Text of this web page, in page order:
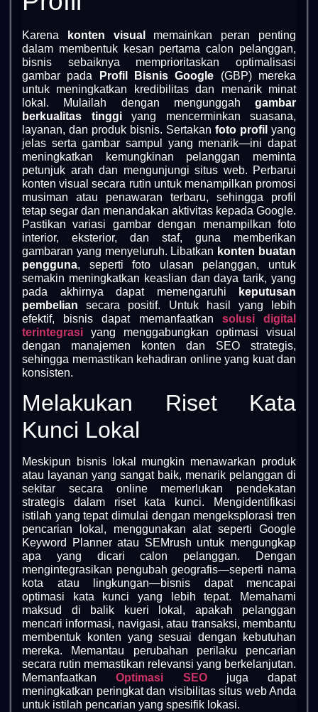
Karena konten visual
memainkan peran penting
dalam membentuk kesan pertama calon pelanggan,
bisnis sebaiknya memprioritaskan optimalisasi
gambar pada
Profil Bisnis Google (GBP) mereka
untuk meningkatkan kredibilitas dan menarik minat
lokal. Mulailah dengan mengunggah gambar
berkualitas tinggiyang mencerminkan suasana,
layanan, dan produk bisnis. Sertakan foto profil yang
jelas serta gambar sampul yang menarik—ini dapat
meningkatkan kemungkinan pelanggan meminta
petunjuk arah dan mengunjungi situs web. Perbarui
konten visual secara rutin untuk menampilkan promosi
musiman atau penawaran terbaru, sehingga profil
tetap segar dan menandakan aktivitas kepada Google.
Pastikan variasi gambar dengan menampilkan foto
interior, eksterior, dan staf, guna memberikan
gambaran yang menyeluruh. Libatkan konten buatan
pengguna, seperti foto ulasan pelanggan, untuk
semakin meningkatkan keaslian dan daya tarik, yang
pada akhirnya dapat memengaruhi
keputusan
pembelian secara positif. Untuk hasil yang lebih
efektif, bisnis dapat memanfaatkan solusi digital
terintegrasi yang menggabungkan optimasi visual
dengan manajemen konten dan SEO strategis,
sehingga memastikan kehadiran online yang kuat dan
konsisten.
Melakukan Riset Kata
Kunci Lokal
Meskipun bisnis lokal mungkin menawarkan produk
atau layanan yang sangat baik, menarik pelanggan di
sekitar secara online memerlukan pendekatan
strategis dalam riset kata kunci. Mengidentifikasi
istilah yang tepat dimulai dengan mengeksplorasi tren
pencarian lokal, menggunakan alat seperti Google
Keyword Planner atau SEMrush untuk mengungkap
apa yang dicari calon pelanggan. Dengan
mengintegrasikan pengubah geografis—seperti nama
kota atau lingkungan—bisnis dapat mencapai
optimasi kata kunci yang lebih tepat. Memahami
maksud di balik kueri lokal, apakah pelanggan
mencari informasi, navigasi, atau transaksi, membantu
membentuk konten yang sesuai dengan kebutuhan
mereka. Memantau perubahan perilaku pencarian
secara rutin memastikan relevansi yang berkelanjutan.
MemanfaatkanOptimasi SEOjuga dapat
meningkatkan peringkat dan visibilitas situs web Anda
untuk istilah pencarian yang spesifik lokasi.